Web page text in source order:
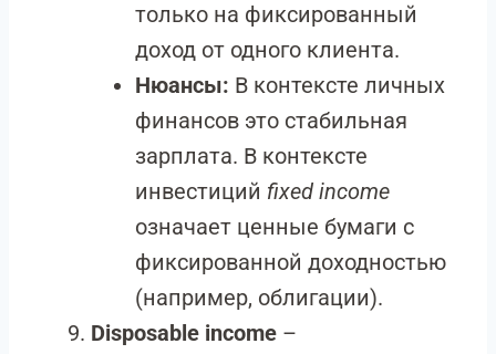
только на фиксированный
доход от одного клиента.
Нюансы: В контексте личных
финансов это стабильная
зарплата. В контексте
инвестиций fixed income
означает ценные бумаги с
фиксированной доходностью
(например, облигации).
Disposable income –